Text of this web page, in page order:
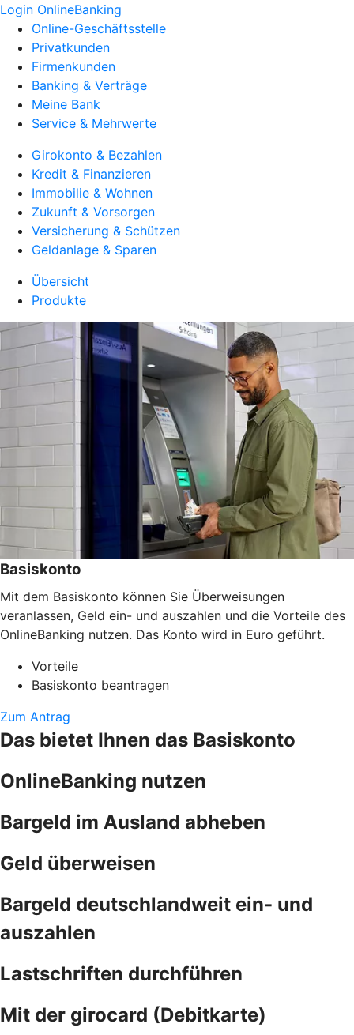
Login OnlineBanking
Online-Geschäftsstelle
Privatkunden
Firmenkunden
Banking & Verträge
Meine Bank
Service & Mehrwerte
Girokonto & Bezahlen
Kredit & Finanzieren
Immobilie & Wohnen
Zukunft & Vorsorgen
Versicherung & Schützen
Geldanlage & Sparen
Übersicht
Produkte
Basiskonto
Mit dem Basiskonto können Sie Überweisungen
veranlassen, Geld ein- und auszahlen und die Vorteile des
OnlineBanking nutzen. Das Konto wird in Euro geführt.
Vorteile
Basiskonto beantragen
Zum Antrag
Das bietet Ihnen das Basiskonto
OnlineBanking nutzen
Bargeld im Ausland abheben
Geld überweisen
Bargeld deutschlandweit ein- und
auszahlen
Lastschriften durchführen
Mit der girocard (Debitkarte)